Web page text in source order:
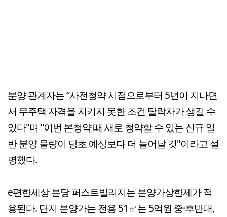
분양 관계자는 “사전청약 시점으로부터 5년이 지나면
서 무주택 자격을 지키지 못한 조건 탈락자가 생길 수
있다"며 “이번 본청약 때 새로 청약할 수 있는 신규 일
반 분양 물량이 당초 예상보다 더 늘어날 것"이라고 설
명했다.
e편한세상 분당 퍼스트빌리지는 분양가상한제가 적
용된다. 단지 분양가는 전용 51㎡는 5억원 중·후반대,